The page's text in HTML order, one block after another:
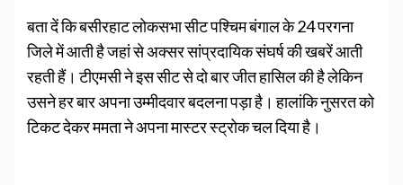
बता दें कि बसीरहाट लोकसभा सीट पश्चिम बंगाल के 24 परगना
जिले में आती है जहां से अक्‍सर सांप्रदायिक संघर्ष की खबरें आती
रहती हैं। टीएमसी ने इस सीट से दो बार जीत हासिल की है लेकिन
उसने हर बार अपना उम्‍मीदवार बदलना पड़ा है। हालांकि नुसरत को
टिकट देकर ममता ने अपना मास्‍टर स्‍ट्रोक चल दिया है।